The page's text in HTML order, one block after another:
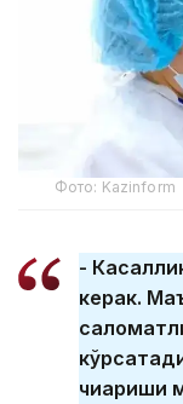
Фото: Kazinform
-
керак.
чиқариши